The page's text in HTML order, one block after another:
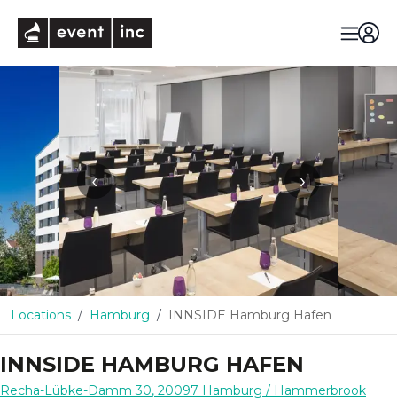
‹ ›
Locations Hamburg INNSIDE Hamburg Hafen
INNSIDE HAMBURG HAFEN
Recha-Lübke-Damm 30, 20097 Hamburg / Hammerbrook